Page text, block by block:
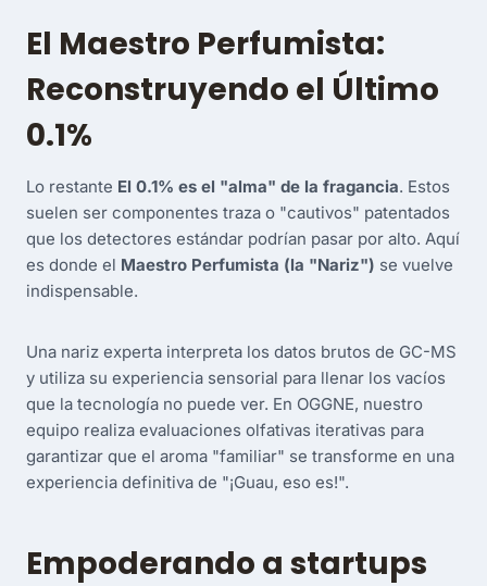
El Maestro Perfumista:
Reconstruyendo el Último
0.1%
Lo restante El 0.1% es el "alma" de la fragancia. Estos
suelen ser componentes traza o "cautivos" patentados
que los detectores estándar podrían pasar por alto. Aquí
es donde el Maestro Perfumista (la "Nariz") se vuelve
indispensable.
Una nariz experta interpreta los datos brutos de GC-MS
y utiliza su experiencia sensorial para llenar los vacíos
que la tecnología no puede ver. En OGGNE, nuestro
equipo realiza evaluaciones olfativas iterativas para
garantizar que el aroma "familiar" se transforme en una
experiencia definitiva de "¡Guau, eso es!".
Empoderando a startups